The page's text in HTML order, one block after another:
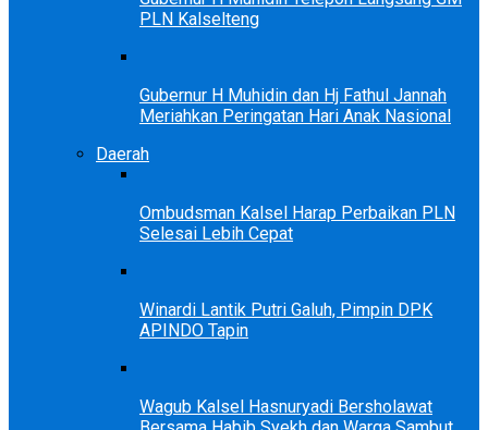
PLN Kalselteng
Gubernur H Muhidin dan Hj Fathul Jannah
Meriahkan Peringatan Hari Anak Nasional
Daerah
Ombudsman Kalsel Harap Perbaikan PLN
Selesai Lebih Cepat
Winardi Lantik Putri Galuh, Pimpin DPK
APINDO Tapin
Wagub Kalsel Hasnuryadi Bersholawat